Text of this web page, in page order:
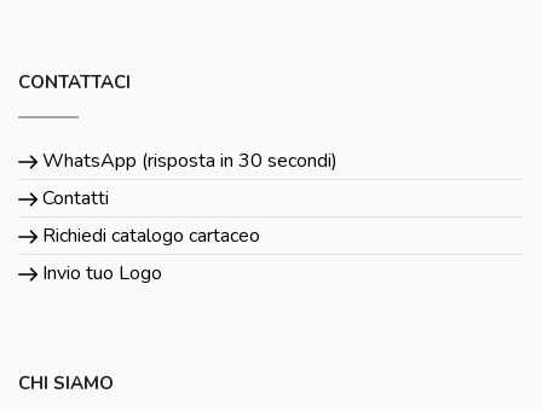
CONTATTACI
WhatsApp (risposta in 30 secondi)
Contatti
Richiedi catalogo cartaceo
Invio tuo Logo
CHI SIAMO